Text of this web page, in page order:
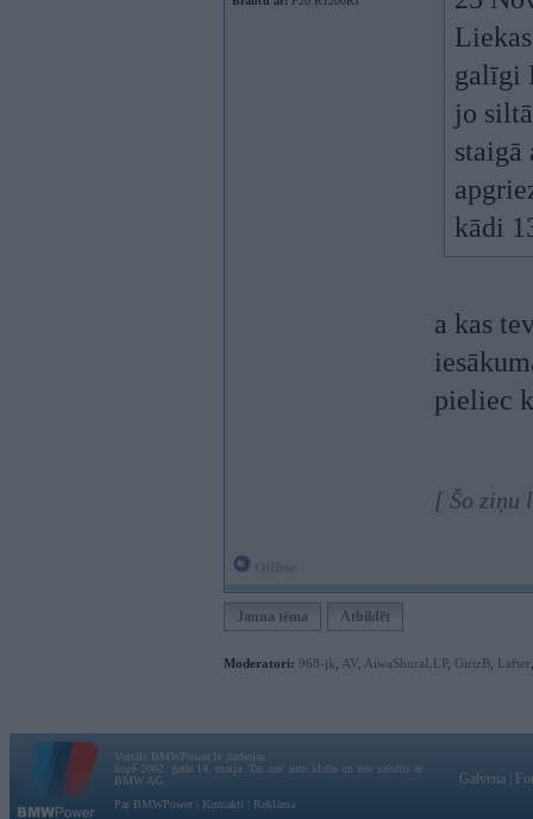
galīgi
jo
staigā
kādi
a kas
pieliec
[ Šo ziņu
Jauna tēma Atbildēt
Moderatori: 968-jk AV AiwaShuraLLP, GirtzB Lafter
Vortāls BMWPower.lv darbojas
kopš 2002. gada 14. maija. Tas nav auto klubs un nav saistīts ar
BMW AG.
Par BMWPower
Kontakti Reklāma
Galvena